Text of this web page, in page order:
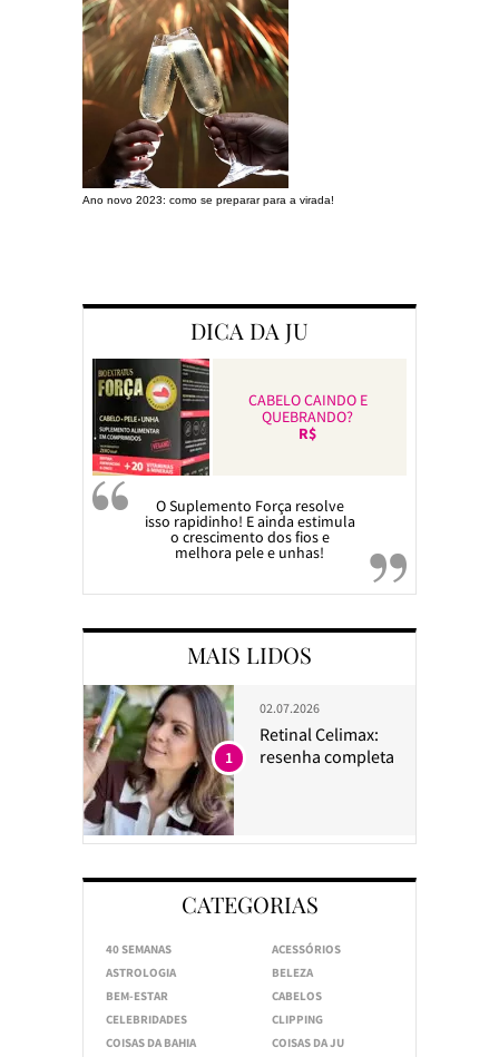
Ano novo 2023: como se preparar para a virada!
DICA DA JU
CABELO CAINDO E
QUEBRANDO?
R$
O Suplemento Força resolve
isso rapidinho! E ainda estimula
o crescimento dos fios e
melhora pele e unhas!
MAIS LIDOS
02.07.2026
Retinal Celimax:
resenha completa
1
CATEGORIAS
40 SEMANAS
ACESSÓRIOS
ASTROLOGIA
BELEZA
BEM-ESTAR
CABELOS
CELEBRIDADES
CLIPPING
COISAS DA BAHIA
COISAS DA JU